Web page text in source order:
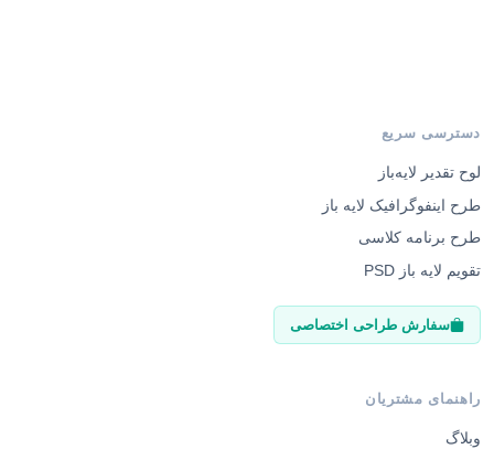
دسترسی سریع
لوح تقدیر لایه‌باز
طرح اینفوگرافیک لایه باز
طرح برنامه کلاسی
تقویم لایه باز PSD
سفارش طراحی اختصاصی
راهنمای مشتریان
وبلاگ